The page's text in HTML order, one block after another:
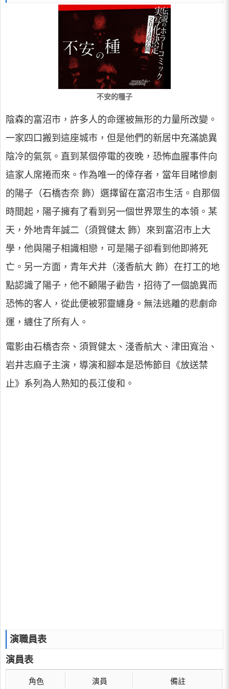
不安的種子
陰森的富沼市，許多人的命運被無形的力量所改變。
一家四口搬到這座城市，但是他們的新居中充滿詭異
陰冷的氣氛。直到某個停電的夜晚，恐怖血腥事件向
這家人席捲而來。作為唯一的倖存者，當年目睹慘劇
的陽子（石橋杏奈 飾）選擇留在富沼市生活。自那個
時間起，陽子擁有了看到另一個世界眾生的本領。某
天，外地青年誠二（須賀健太 飾）來到富沼市上大
學，他與陽子相識相戀，可是陽子卻看到他即將死
亡。另一方面，青年犬井（淺香航大 飾）在打工的地
點認識了陽子，他不顧陽子勸告，招待了一個詭異而
恐怖的客人，從此便被邪靈纏身。無法逃離的悲劇命
運，纏住了所有人。
電影由石橋杏奈、須賀健太、淺香航大、津田寬治、
岩井志麻子主演，導演和腳本是恐怖節目《放送禁
止》系列為人熟知的長江俊和。
演職員表
演員表
角色 演員 備註